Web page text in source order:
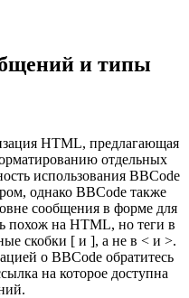
и типы
HTML, предлагающая
отдельных
использования BBCode
однако BBCode также
сообщения в форме для
похож на HTML, но теги в
скобки [ и ], а не в < и >.
о BBCode обратитесь
на которое доступна